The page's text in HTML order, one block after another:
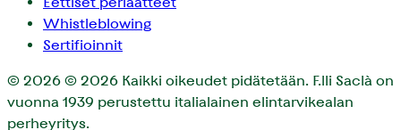
Whistleblowing
Sertifioinnit
© 2026 © 2026 Kaikki oikeudet pidätetään. F.lli Saclà on
vuonna 1939 perustettu italialainen elintarvikealan
perheyritys.